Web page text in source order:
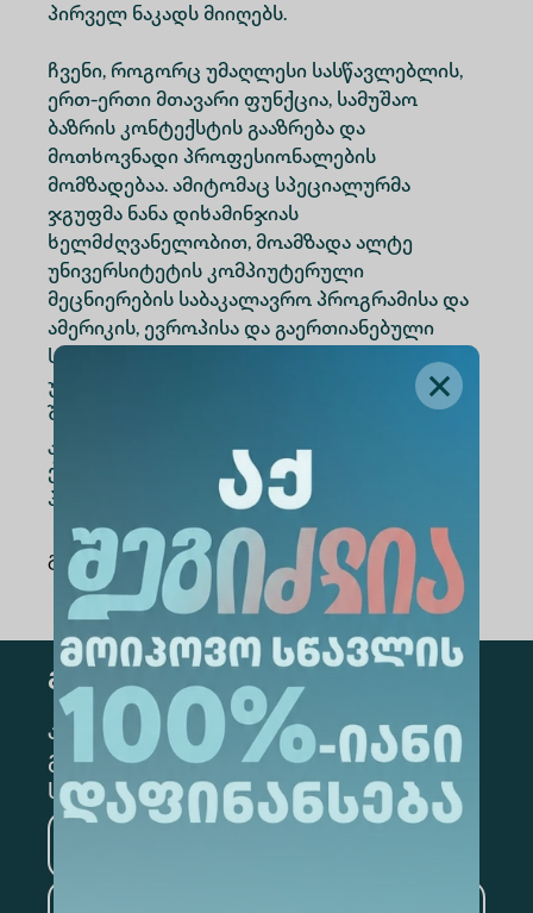
პირველ ნაკადს მიიღებს.
ჩვენი, როგორც უმაღლესი სასწავლებლის,
ერთ-ერთი მთავარი ფუნქცია, სამუშაო
ბაზრის კონტექსტის გააზრება და
მოთხოვნადი პროფესიონალების
მომზადებაა. ამიტომაც სპეციალურმა
ჯგუფმა ნანა დიხამინჯიას
ხელმძღვანელობით, მოამზადა ალტე
უნივერსიტეტის კომპიუტერული
მეცნიერების საბაკალავრო პროგრამისა და
ამერიკის, ევროპისა და გაერთიანებული
სამეფოს მსგავსი პროგრამების მქონე 11
უნივერსიტეტის შედარებითი ანალიზი და
შექმნა თანამედროვე სტანდარტების
კომპიუტერული მეცნიერების
ქართულენოვანი და ინგლისურენოვანი
პროგრამები.
გაზიარება :
გამოწერა
კონკრეტული მიმართულების
გამოსაწერად, მონიშნეთ შესაბამისი
სექცია